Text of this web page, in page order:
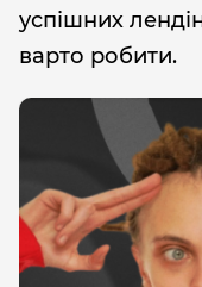
успішних
варто робити.